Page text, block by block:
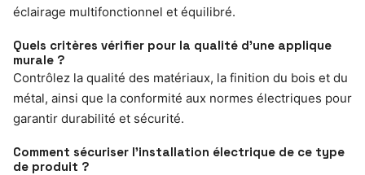
éclairage multifonctionnel et équilibré.
Quels critères vérifier pour la qualité d’une applique
murale ?
Contrôlez la qualité des matériaux, la finition du bois et du
métal, ainsi que la conformité aux normes électriques pour
garantir durabilité et sécurité.
Comment sécuriser l’installation électrique de ce type
de produit ?